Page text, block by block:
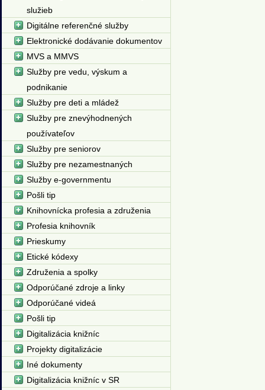
služieb
Digitálne referenčné služby
Elektronické dodávanie dokumentov
MVS a MMVS
Služby pre vedu, výskum a
podnikanie
Služby pre deti a mládež
Služby pre znevýhodnených
používateľov
Služby pre seniorov
Služby pre nezamestnaných
Služby e-governmentu
Pošli tip
Knihovnícka profesia a združenia
Profesia knihovník
Prieskumy
Etické kódexy
Združenia a spolky
Odporúčané zdroje a linky
Odporúčané videá
Pošli tip
Digitalizácia knižníc
Projekty digitalizácie
Iné dokumenty
Digitalizácia knižníc v SR